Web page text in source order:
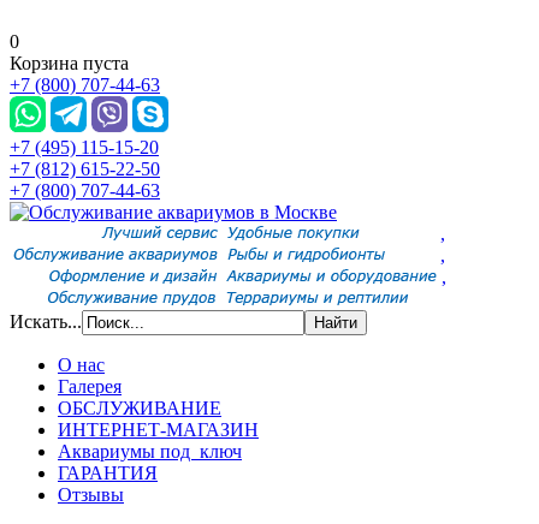
0
Корзина пуста
+7 (800) 707-44-63
+7 (495) 115-15-20
+7 (812) 615-22-50
+7 (800) 707-44-63
,
,
,
Искать...
О нас
Галерея
ОБСЛУЖИВАНИЕ
ИНТЕРНЕТ-МАГАЗИН
Аквариумы под ключ
ГАРАНТИЯ
Отзывы